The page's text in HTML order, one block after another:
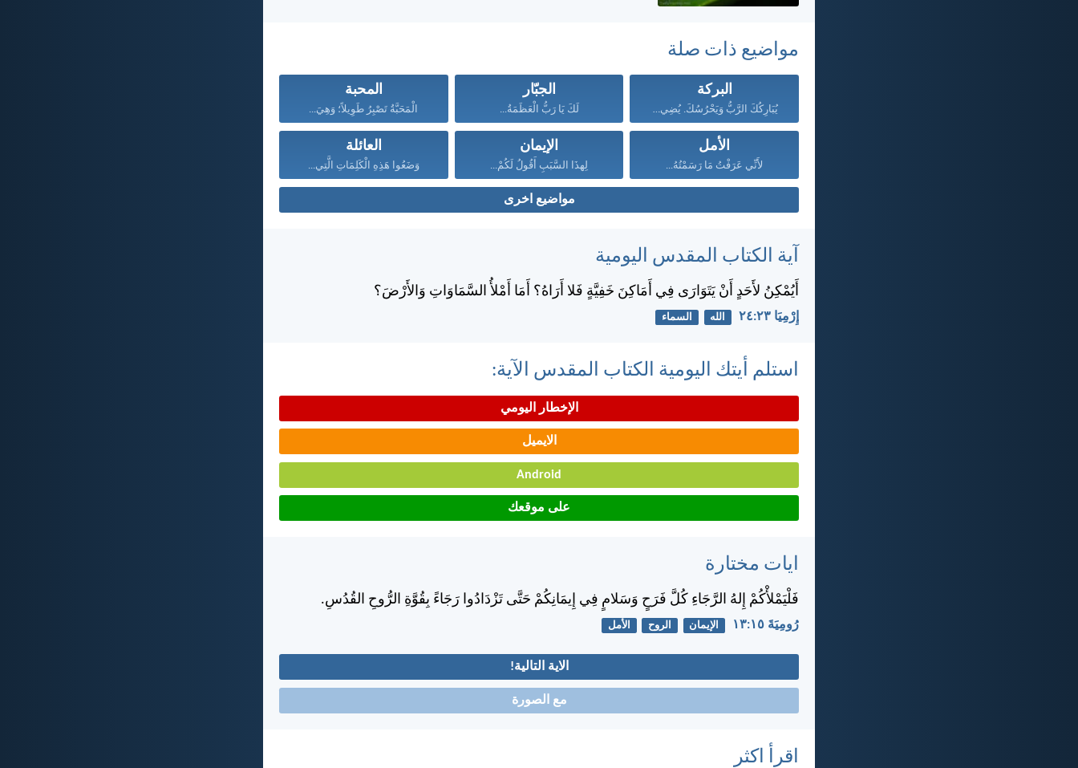
مواضيع ذات صلة
البركة
يُبَارِكُكَ الرَّبُّ وَيَحْرُسُكَ. يُضِيءُ...
الجبّار
لَكَ يَا رَبُّ الْعَظَمَةُ...
المحبة
الْمَحَبَّةُ تَصْبِرُ طَوِيلاً؛ وَهِيَ...
الأمل
لأَنِّي عَرَفْتُ مَا رَسَمْتُهُ...
الإيمان
لِهذَا السَّبَبِ أَقُولُ لَكُمْ...
العائلة
وَضَعُوا هَذِهِ الْكَلِمَاتِ الَّتِي...
مواضيع اخرى
آية الكتاب المقدس اليومية
أَيُمْكِنُ لأَحَدٍ أَنْ يَتَوَارَى فِي أَمَاكِنَ خَفِيَّةٍ فَلا أَرَاهُ؟ أَمَا أَمْلأُ السَّمَاوَاتِ وَالأَرْضَ؟
إِرْمِيَا ٢٣:‏٢٤ الله السماء
استلم أيتك اليومية الكتاب المقدس الآية:
الإخطار اليومي
الايميل
Android
على موقعك
ايات مختارة
فَلْيَمْلأْكُمْ إِلهُ الرَّجَاءِ كُلَّ فَرَحٍ وَسَلامٍ فِي إِيمَانِكُمْ حَتَّى تَزْدَادُوا رَجَاءً بِقُوَّةِ الرُّوحِ القُدُسِ.
رُومِيَةَ ١٥:‏١٣ الإيمان الروح الأمل
الاية التالية!
مع الصورة
اقرأ اكثر